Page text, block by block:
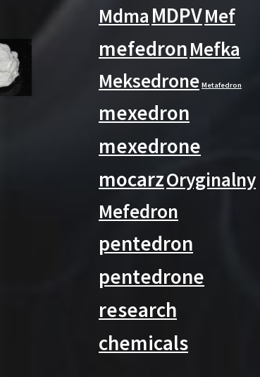
Mdma MDPVMef
mefedronMefka
Meksedrone Metafedron
mexedron
mexedrone
mocarzOryginalny
Mefedron
pentedron
pentedrone
research
chemicals